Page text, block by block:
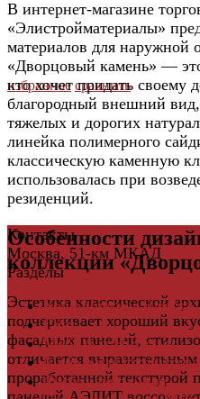
избранное сравнить
В интернет-магазине
«Элистройматериалы»
материалов для
«Дворцовый камень» —
кто хочет придать своему
благородный внешний
тяжелых и дорогих
линейка полимерного
классическую каменную
использовалась при
резиденций.
Особенности
коллекции
Эстетика классической
подчеркивает хороший
фасадных панелей,
отличается
проработанной
Контакты
Москва, 51-км МКАД
Разделы
Керамическая плитка
Свет
Мебель и Интерьер
Мебельная фурнитура
Фасадные панели